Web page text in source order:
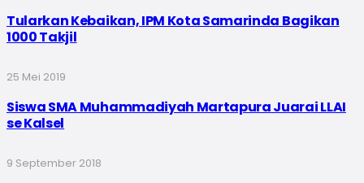
Tularkan Kebaikan, IPM Kota Samarinda Bagikan
1000 Takjil
25 Mei 2019
Siswa SMA Muhammadiyah Martapura Juarai LLAI
se Kalsel
9 September 2018